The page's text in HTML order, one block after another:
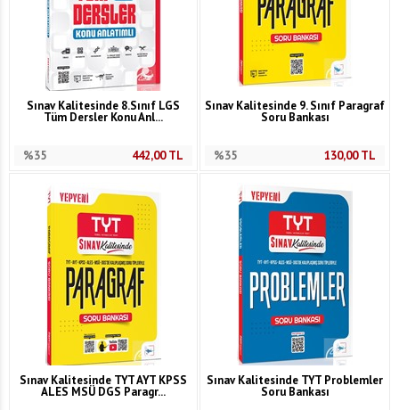
Sınav Kalitesinde 8.Sınıf LGS
Tüm Dersler Konu Anl...
%35 442,00TL
Sınav Kalitesinde 9. Sınıf Paragraf
Soru Bankası
%35 130,00TL
Sınav Kalitesinde TYT AYT KPSS
ALES MSÜ DGS Paragr...
Sınav Kalitesinde TYT Problemler
Soru Bankası